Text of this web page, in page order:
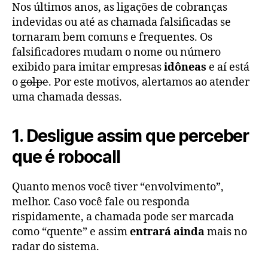
Nos últimos anos, as ligações de cobranças
indevidas ou até as chamada falsificadas se
tornaram bem comuns e frequentes. Os
falsificadores mudam o nome ou número
exibido para imitar empresasidôneas e aí está
ogolpe. Por este motivos, alertamos ao atender
uma chamada dessas.
1. Desligue assim que perceber
que é robocall
Quanto menos você tiver “envolvimento”,
melhor. Caso você fale ou responda
rispidamente, a chamada pode ser marcada
como “quente” e assimentrará aindamais no
radar do sistema.